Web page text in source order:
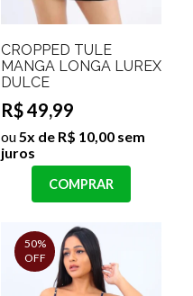
CROPPED TULE
MANGA LONGA LUREX
DULCE
R$ 49,99
ou 5x de R$ 10,00 sem
juros
COMPRAR
50%
OFF